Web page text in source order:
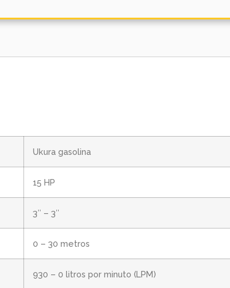
Ukura gasolina
15 HP
3″ – 3″
0 – 30 metros
930 – 0 litros por minuto (LPM)